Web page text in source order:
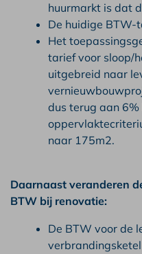
huurmarkt is dat
De huidige BTW-
Het
tarief voor sloop/
uitgebreid naar
dus terug aan
naar 175m2.
Daarnaast veranderen
BTW bij renovatie:
De BTW voor de